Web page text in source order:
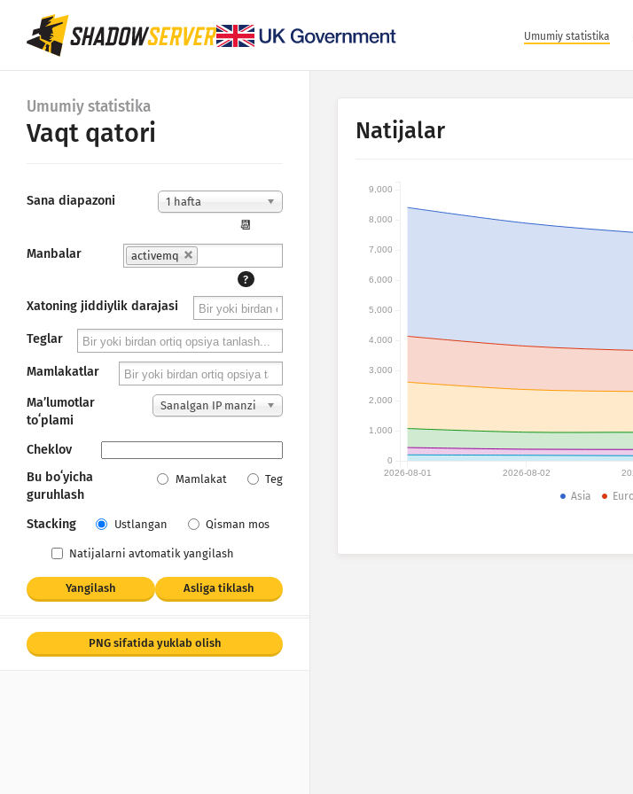
Umumiy statistika
Umumiy statistika
Vaqt qatori
Sana diapazoni 1 hafta
📆
Manbalar
activemq
?
Xatoning jiddiylik darajasi
Teglar
Mamlakatlar
Maʼlumotlar
toʻplami
Sanalgan IP manzi
Cheklov
Bu boʻyicha
guruhlash
Mamlakat Teg
Stacking Ustlangan Qisman mos
Natijalarni avtomatik yangilash
Yangilash Asliga tiklash
PNG sifatida yuklab olish
Natijalar
2026-08-01 2026-08-02
0
1,000
2,000
3,000
4,000
5,000
6,000
7,000
8,000
9,000
Asia